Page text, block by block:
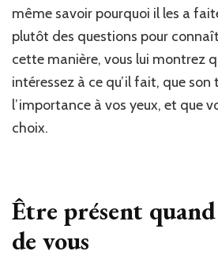
même savoir pourquoi il les a
plutôt des questions pour
cette manière, vous lui montrez
intéressez à ce qu’il fait, que
l’importance à vos yeux, et que
choix.
Être présent
de vous